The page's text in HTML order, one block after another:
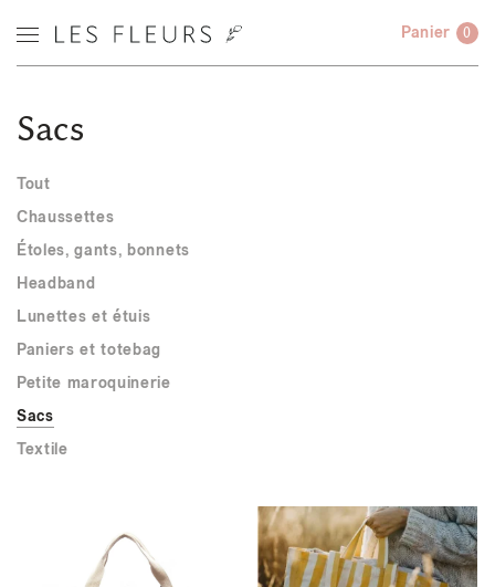
Panier 0
Sacs
Tout
Chaussettes
Étoles, gants, bonnets
Headband
Lunettes et étuis
Paniers et totebag
Petite maroquinerie
Sacs
Textile